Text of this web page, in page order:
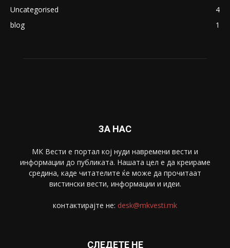
Uncategorised
4
blog
1
ЗА НАС
МК Вести е портал коj нуди навремени вести и
информации до публиката. Нашата цел е да креираме
средина, каде читателите ќе може да прочитаат
вистински вести, информации и идеи.
контактирајте не: desk@mkvesti.mk
СЛЕДЕТЕ НЕ